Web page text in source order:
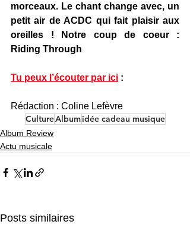
morceaux. Le chant change avec, un
petit air de ACDC qui fait plaisir aux
oreilles ! Notre coup de coeur :
Riding Through
Tu peux l’écouter par ici :
Rédaction : Coline Lefèvre
CultureAlbumidée cadeau musique
Album Review
Actu musicale
Posts similaires